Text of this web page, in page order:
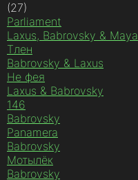
Новости
Контакты
(27)
Parliament
Laxus, Babrovsky & Maya
Тлен
Babrovsky & Laxus
Не фея
Laxus & Babrovsky
146
Babrovsky
Panamera
Babrovsky
Мотылёк
Babrovsky